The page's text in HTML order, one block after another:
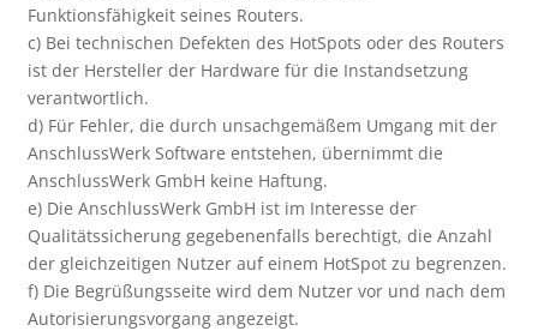
Funktionsfähigkeit seines Routers.
c) Bei technischen Defekten des HotSpots oder des Routers
ist der Hersteller der Hardware für die Instandsetzung
verantwortlich.
d) Für Fehler, die durch unsachgemäßem Umgang mit der
AnschlussWerk Software entstehen, übernimmt die
AnschlussWerk GmbH keine Haftung.
e) Die AnschlussWerk GmbH ist im Interesse der
Qualitätssicherung gegebenenfalls berechtigt, die Anzahl
der gleichzeitigen Nutzer auf einem HotSpot zu begrenzen.
f) Die Begrüßungsseite wird dem Nutzer vor und nach dem
Autorisierungsvorgang angezeigt.